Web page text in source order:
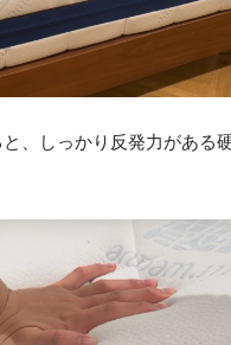
、しっかり反発力がある